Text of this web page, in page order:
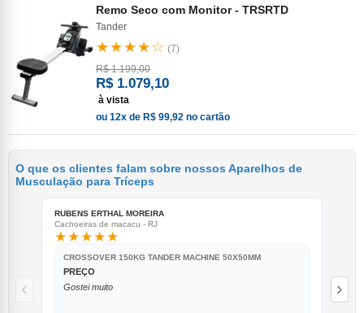
Remo Seco com Monitor - TRSRTD
Tander
★★★★☆ (7)
R$ 1.199,00
R$ 1.079,10
à vista
ou 12x de R$ 99,92 no cartão
O que os clientes falam sobre nossos Aparelhos de
Musculação para Tríceps
‹
RUBENS ERTHAL MOREIRA
Cachoeiras de macacu - RJ
★★★★★
CROSSOVER 150KG TANDER MACHINE 50X50MM
PREÇO
Gostei muito
›